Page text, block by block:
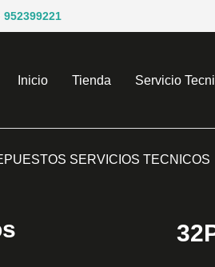
952399221
Inicio Tienda Servicio
SERVICIOS TECNICOS